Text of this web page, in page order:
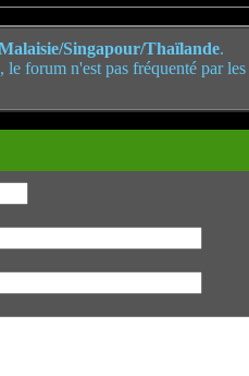
Singapour/Thaïlande.
forum n'est pas fréquenté par